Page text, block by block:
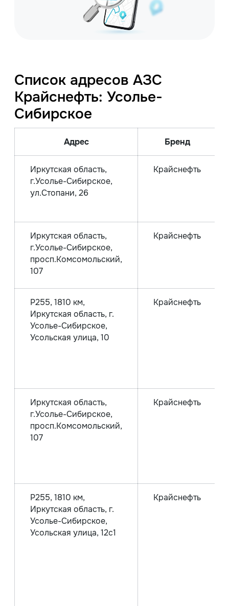
Список адресов АЗС
Крайснефть: Усолье-
Сибирское
Адрес Бренд
Иркутская область,
г.Усолье-Сибирское,
ул.Стопани, 26
Крайснефть
Иркутская область,
г.Усолье-Сибирское,
просп.Комсомольский,
107
Крайснефть
Р255, 1810 км,
Иркутская область, г.
Усолье-Сибирское,
Усольская улица, 10
Крайснефть
Иркутская область,
г.Усолье-Сибирское,
просп.Комсомольский,
107
Крайснефть
Р255, 1810 км,
Иркутская область, г.
Усолье-Сибирское,
Усольская улица, 12с1
Крайснефть